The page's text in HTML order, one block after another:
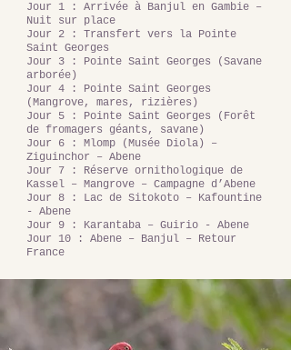
Jour 1 : Arrivée à Banjul en Gambie –
Nuit sur place
Jour 2
: Transfert vers la Pointe
Saint Georges
Jour 3 : Pointe Saint Georges (Savane
arborée)
Jour 4 : Pointe Saint Georges
(Mangrove, mares, rizières)
Jour 5 : Pointe Saint Georges (Forêt
de fromagers géants, savane)
Jour 6 : Mlomp (Musée Diola) –
Ziguinchor – Abene
Jour 7 : Réserve ornithologique de
Kassel – Mangrove – Campagne d’Abene
Jour 8 : Lac de Sitokoto – Kafountine
- Abene
Jour 9 : Karantaba – Guirio - Abene
Jour 10 : Abene – Banjul – Retour
France